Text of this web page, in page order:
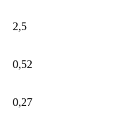
2,5
0,52
0,27